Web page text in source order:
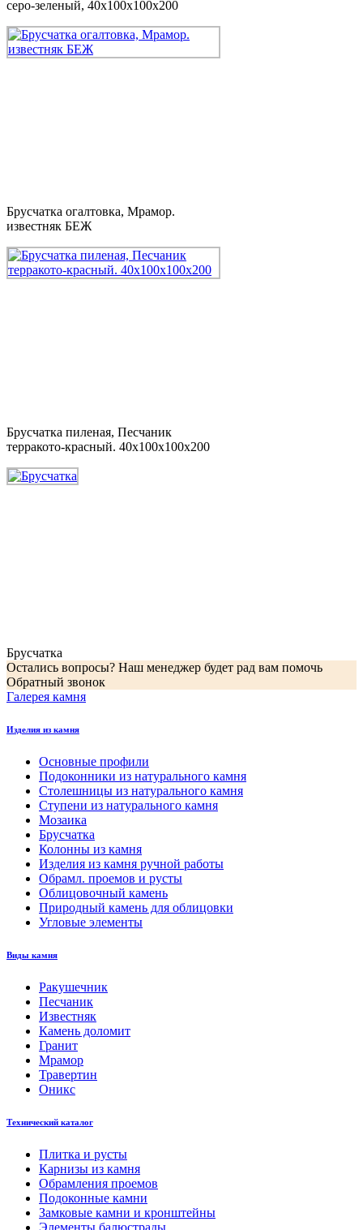
серо-зеленый, 40x100x100x200
Брусчатка огалтовка, Мрамор.
известняк БЕЖ
Брусчатка пиленая, Песчаник
терракото-красный. 40x100x100x200
Брусчатка
Остались вопросы? Наш менеджер будет рад вам помочь
Обратный звонок
Галерея камня
Изделия из камня
Основные профили
Подоконники из натурального камня
Столешницы из натурального камня
Ступени из натурального камня
Мозаика
Брусчатка
Колонны из камня
Изделия из камня ручной работы
Обрамл. проемов и русты
Облицовочный камень
Природный камень для облицовки
Угловые элементы
Виды камня
Ракушечник
Песчаник
Известняк
Камень доломит
Гранит
Мрамор
Травертин
Оникс
Технический каталог
Плитка и русты
Карнизы из камня
Обрамления проемов
Подоконные камни
Замковые камни и кронштейны
Элементы балюстрады